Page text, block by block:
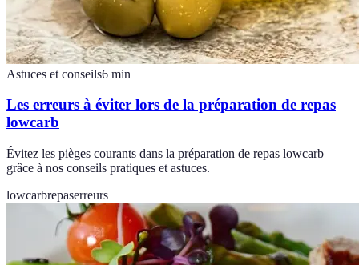
Astuces et conseils6 min
Les erreurs à éviter lors de la préparation de repas
lowcarb
Évitez les pièges courants dans la préparation de repas lowcarb
grâce à nos conseils pratiques et astuces.
lowcarbrepaserreurs